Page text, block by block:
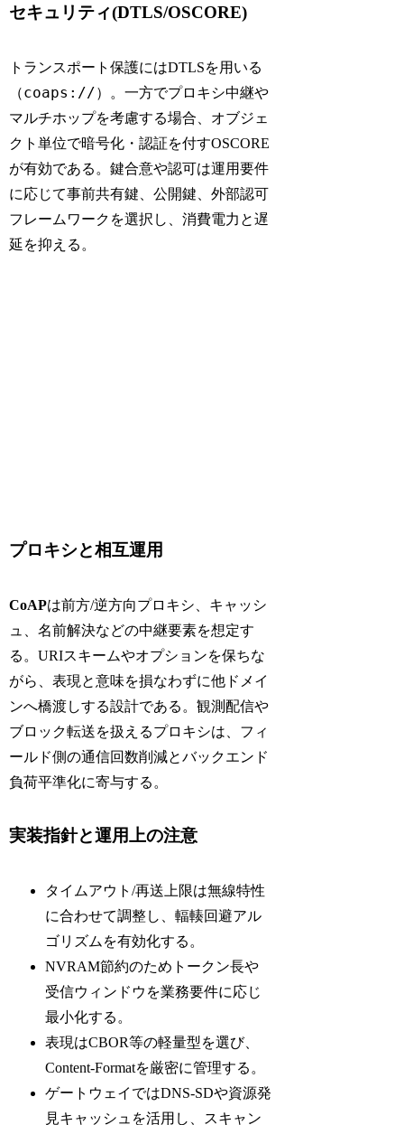
セキュリティ(DTLS/OSCORE)
トランスポート保護にはDTLSを用いる
（coaps://）。一方でプロキシ中継や
マルチホップを考慮する場合、オブジェ
クト単位で暗号化・認証を付すOSCORE
が有効である。鍵合意や認可は運用要件
に応じて事前共有鍵、公開鍵、外部認可
フレームワークを選択し、消費電力と遅
延を抑える。
プロキシと相互運用
CoAPは前方/逆方向プロキシ、キャッシ
ュ、名前解決などの中継要素を想定す
る。URIスキームやオプションを保ちな
がら、表現と意味を損なわずに他ドメイ
ンへ橋渡しする設計である。観測配信や
ブロック転送を扱えるプロキシは、フィ
ールド側の通信回数削減とバックエンド
負荷平準化に寄与する。
実装指針と運用上の注意
タイムアウト/再送上限は無線特性
に合わせて調整し、輻輳回避アル
ゴリズムを有効化する。
NVRAM節約のためトークン長や
受信ウィンドウを業務要件に応じ
最小化する。
表現はCBOR等の軽量型を選び、
Content-Formatを厳密に管理する。
ゲートウェイではDNS-SDや資源発
見キャッシュを活用し、スキャン